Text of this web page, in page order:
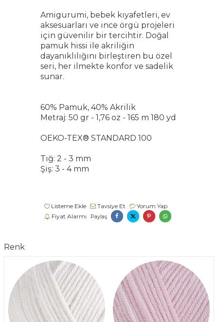
Amigurumi, bebek kıyafetleri, ev
aksesuarları ve ince örgü projeleri
için güvenilir bir tercihtir. Doğal
pamuk hissi ile akriliğin
dayanıklılığını birleştiren bu özel
seri, her ilmekte konfor ve sadelik
sunar.
60% Pamuk, 40% Akrilik
Metraj: 50 gr - 1,76 oz - 165 m 180 yd
OEKO-TEX® STANDARD 100
Tığ: 2 - 3 mm
Şiş: 3 - 4 mm
Listeme Ekle Tavsiye Et
Yorum Yap
Fiyat Alarmı
Paylaş
Renk